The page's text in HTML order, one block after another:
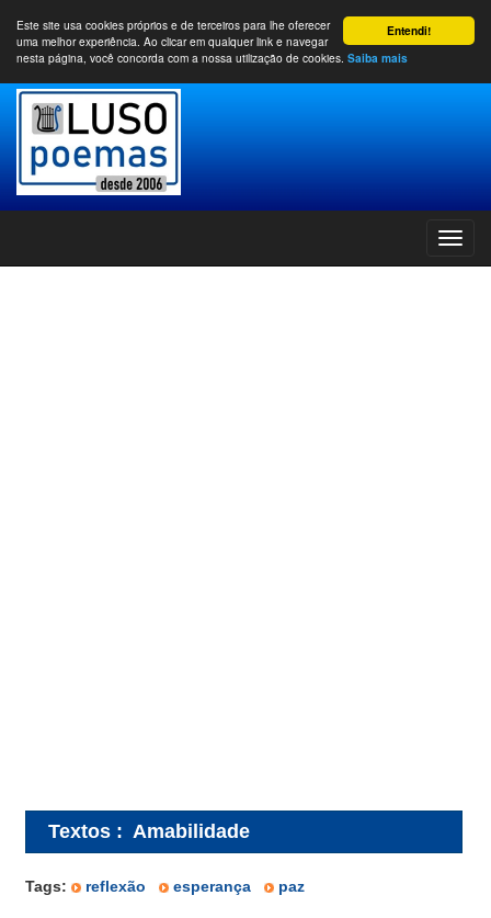
Entendi!
Este site usa cookies próprios e de terceiros para lhe oferecer
uma melhor experiência. Ao clicar em qualquer link e navegar
nesta página, você concorda com a nossa utilização de cookies. Saiba mais
Textos : Amabilidade
Tags: reflexão esperança paz